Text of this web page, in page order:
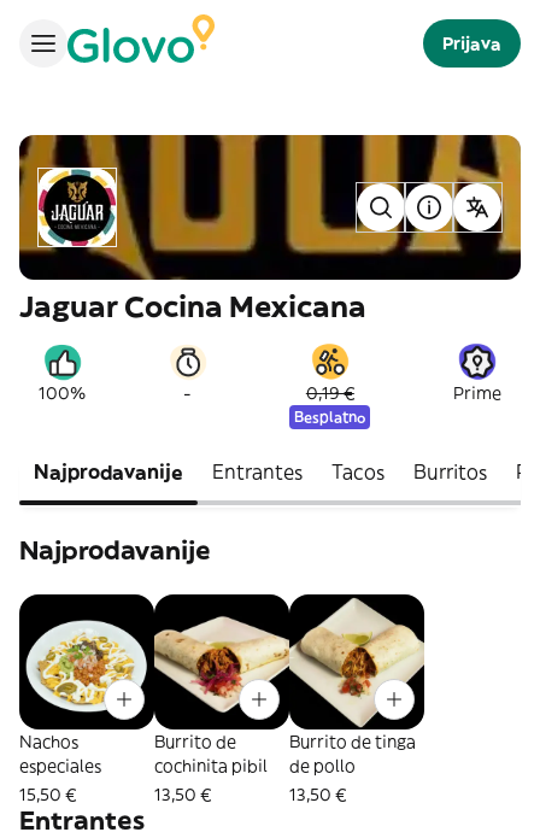
Prijava
Jaguar Cocina Mexicana
100% - 0,19 €
Besplatno
Prime
Najprodavanije Entrantes Tacos Burritos
Najprodavanije
Nachos
especiales
15,50 €
Burrito de
cochinita pibil
13,50 €
Burrito de tinga
de pollo
13,50 €
Entrantes